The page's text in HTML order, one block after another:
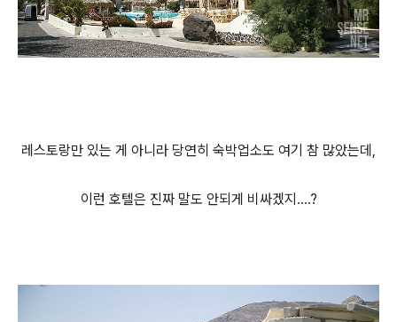
레스토랑만 있는 게 아니라 당연히 숙박업소도 여기 참 많았는데,
이런 호텔은 진짜 말도 안되게 비싸겠지....?